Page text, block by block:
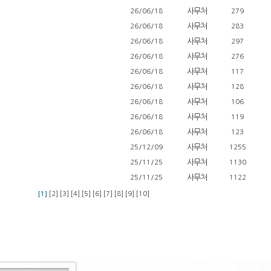
26/06/18 사무처 279
26/06/18 사무처 283
26/06/18 사무처 297
26/06/18 사무처 276
26/06/18 사무처 117
26/06/18 사무처 128
26/06/18 사무처 106
26/06/18 사무처 119
26/06/18 사무처 123
25/12/09 사무처 1255
25/11/25 사무처 1130
25/11/25 사무처 1122
[1] [2] [3] [4] [5] [6] [7] [8] [9] [10]